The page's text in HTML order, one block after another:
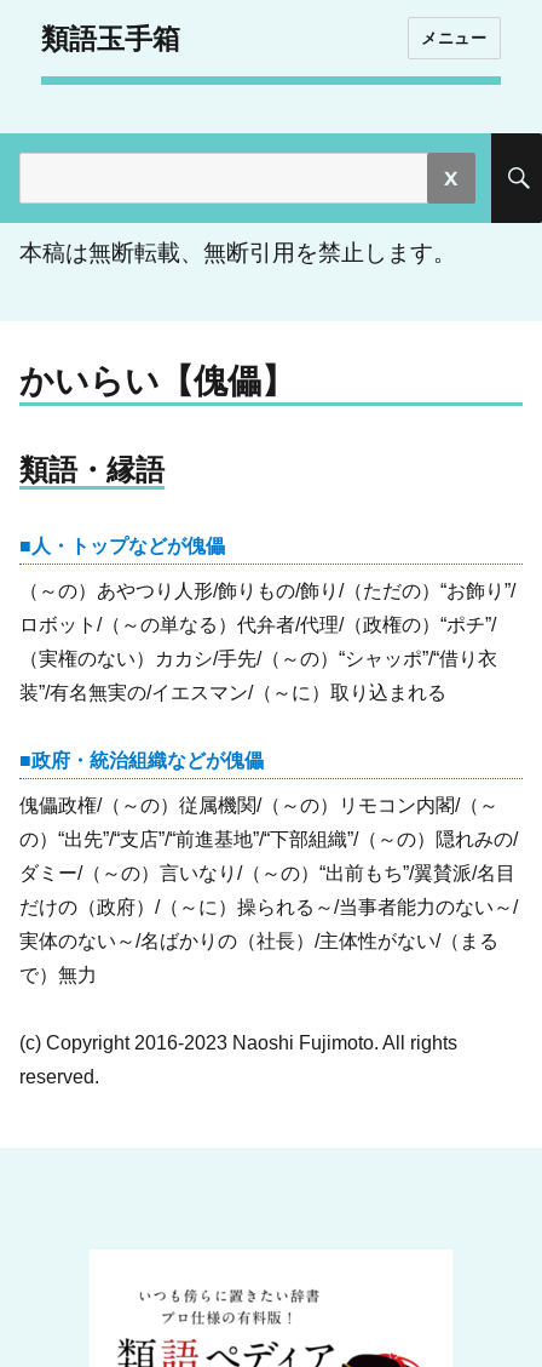
類語玉手箱 メニュー
索:
本稿は無断転載、無断引用を禁止します。
かいらい【傀儡】
類語・縁語
人・トップなどが傀儡
（～の）あやつり人形/飾りもの/飾り/（ただの）“お飾り”/
ロボット/（～の単なる）代弁者/代理/（政権の）“ポチ”/
（実権のない）カカシ/手先/（～の）“シャッポ”/“借り衣
装”/有名無実の/イエスマン/（～に）取り込まれる
政府・統治組織などが傀儡
傀儡政権/（～の）従属機関/（～の）リモコン内閣/（～
の）“出先”/“支店”/“前進基地”/“下部組織”/（～の）隠れみの/
ダミー/（～の）言いなり/（～の）“出前もち”/翼賛派/名目
だけの（政府）/（～に）操られる～/当事者能力のない～/
実体のない～/名ばかりの（社長）/主体性がない/（まる
で）無力
(c) Copyright 2016-2023 Naoshi Fujimoto. All rights
reserved.